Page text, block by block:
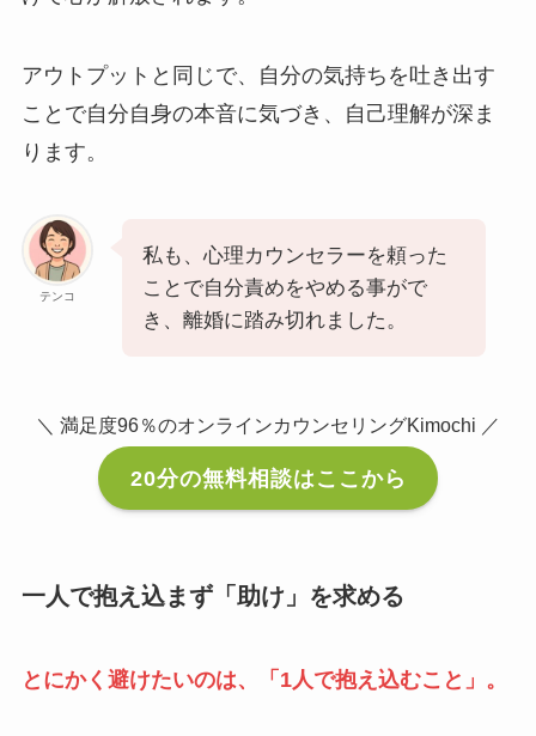
アウトプットと同じで、自分の気持ちを吐き出す
ことで自分自身の本音に気づき、自己理解が深ま
ります。
テンコ
私も、心理カウンセラーを頼った
ことで自分責めをやめる事がで
き、離婚に踏み切れました。
＼ 満足度96％のオンラインカウンセリングKimochi ／
20分の無料相談はここから
一人で抱え込まず「助け」を求める
とにかく避けたいのは、「1人で抱え込むこと」。